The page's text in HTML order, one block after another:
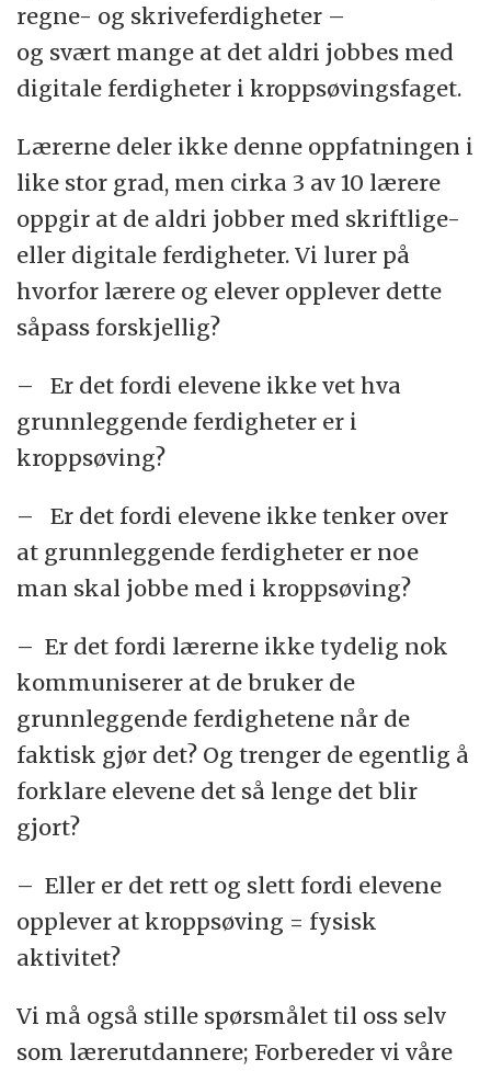
regne- og skriveferdigheter –
og svært mange at det aldri jobbes med
digitale ferdigheter i kroppsøvingsfaget.
Lærerne deler ikke denne oppfatningen i
like stor grad, men cirka 3 av 10 lærere
oppgir at de aldri jobber med skriftlige-
eller digitale ferdigheter. Vi lurer på
hvorfor lærere og elever opplever dette
såpass forskjellig?
– Er det fordi elevene ikke vet hva
grunnleggende ferdigheter er i
kroppsøving?
– Er det fordi elevene ikke tenker over
at grunnleggende ferdigheter er noe
man skal jobbe med i kroppsøving?
– Er det fordi lærerne ikke tydelig nok
kommuniserer at de bruker de
grunnleggende ferdighetene når de
faktisk gjør det? Og trenger de egentlig å
forklare elevene det så lenge det blir
gjort?
– Eller er det rett og slett fordi elevene
opplever at kroppsøving = fysisk
aktivitet?
Vi må også stille spørsmålet til oss selv
som lærerutdannere; Forbereder vi våre